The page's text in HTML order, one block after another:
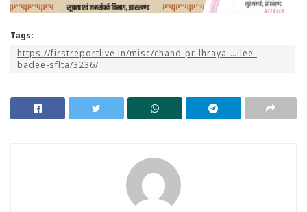
Tags:
https://firstreportlive.in/misc/chand-pr-lhraya-…ilee-
badee-sflta/3236/